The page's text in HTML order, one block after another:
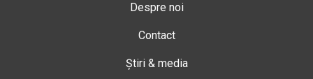
Despre noi
Contact
Știri & media